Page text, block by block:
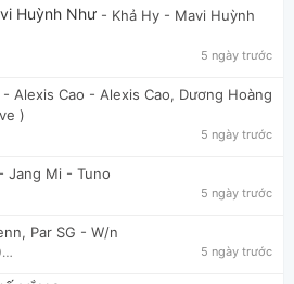
Huỳnh Như - Khả Hy - Mavi Huỳnh
5 ngày trước
- Alexis Cao - Alexis Cao, Dương Hoàng
)
5 ngày trước
- Jang Mi - Tuno
5 ngày trước
Par SG - W/n
nguyendaoduyquang17021 5 ngày trước